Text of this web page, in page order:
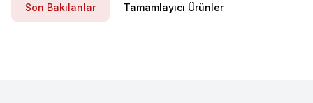
Son Bakılanlar Tamamlayıcı Ürünler